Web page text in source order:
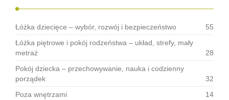
Łóżka dziecięce – wybór, rozwój i bezpieczeństwo
55
Łóżka piętrowe i pokój rodzeństwa – układ, strefy, mały
metraż
28
Pokój dziecka – przechowywanie, nauka i codzienny
porządek
32
Poza wnętrzami
14